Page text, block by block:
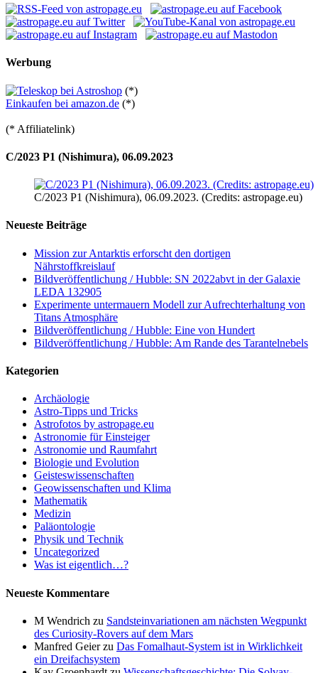
Werbung
(*)
Einkaufen bei amazon.de (*)
(* Affiliatelink)
C/2023 P1 (Nishimura), 06.09.2023
C/2023 P1 (Nishimura), 06.09.2023. (Credits: astropage.eu)
Neueste Beiträge
Mission zur Antarktis erforscht den dortigen
Nährstoffkreislauf
Bildveröffentlichung / Hubble: SN 2022abvt in der Galaxie
LEDA 132905
Experimente untermauern Modell zur Aufrechterhaltung von
Titans Atmosphäre
Bildveröffentlichung / Hubble: Eine von Hundert
Bildveröffentlichung / Hubble: Am Rande des Tarantelnebels
Kategorien
Archäologie
Astro-Tipps und Tricks
Astrofotos by astropage.eu
Astronomie für Einsteiger
Astronomie und Raumfahrt
Biologie und Evolution
Geisteswissenschaften
Geowissenschaften und Klima
Mathematik
Medizin
Paläontologie
Physik und Technik
Uncategorized
Was ist eigentlich…?
Neueste Kommentare
M Wendrich zu Sandsteinvariationen am nächsten Wegpunkt
des Curiosity-Rovers auf dem Mars
Manfred Geierzu Das Fomalhaut-System ist in Wirklichkeit
ein Dreifachsystem